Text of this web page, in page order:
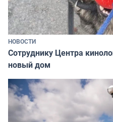
НОВОСТИ
Сотруднику Центра
новый дом